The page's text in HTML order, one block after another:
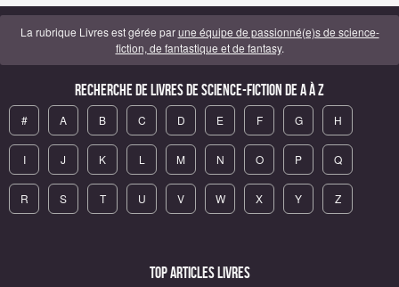
La rubrique Livres est gérée parune équipe de passionné(e)s de science-
fiction, de fantastique et de fantasy.
Recherche de Livres de science-fiction de A à Z
# A B C D E F G H
I J K L M N O P Q
R S T U V W X Y Z
Top articles Livres